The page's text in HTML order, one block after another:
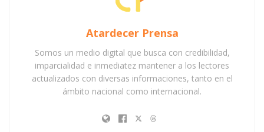
Atardecer Prensa
Somos un medio digital que busca con credibilidad,
imparcialidad e inmediatez mantener a los lectores
actualizados con diversas informaciones, tanto en el
ámbito nacional como internacional.